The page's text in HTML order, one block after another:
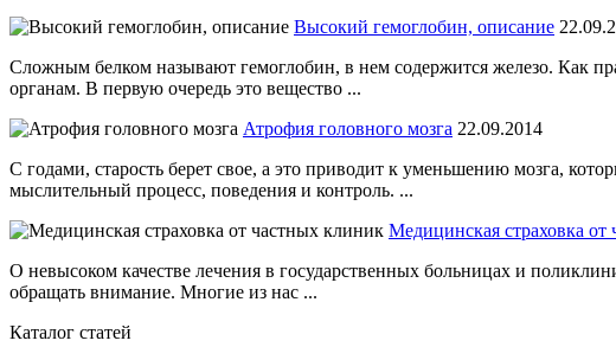
Высокий гемоглобин, описание
Сложным белком называют гемоглобин, в нем содержится железо. Как
органам. В первую очередь это вещество ...
Атрофия головного мозга 22.09.2014
С годами, старость берет свое, а это приводит к уменьшению мозга,
мыслительный процесс, поведения и контроль. ...
Медицинская страховка от
О невысоком качестве лечения в государственных больницах и
обращать внимание. Многие из нас ...
Каталог статей